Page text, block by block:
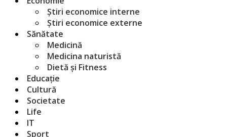
Știri economice interne
Știri economice externe
Sănătate
Medicină
Medicina naturistă
Dietă și Fitness
Educație
Cultură
Societate
Life
IT
Sport